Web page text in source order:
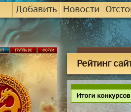
Добавить Новости
Рейтинг
Итоги конкурсов